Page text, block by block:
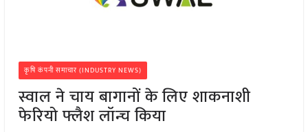
कृषि कंपनी समाचार (INDUSTRY NEWS)
स्वाल ने चाय बागानों के लिए शाकनाशी
फेरियो फ्लैश लॉन्च किया